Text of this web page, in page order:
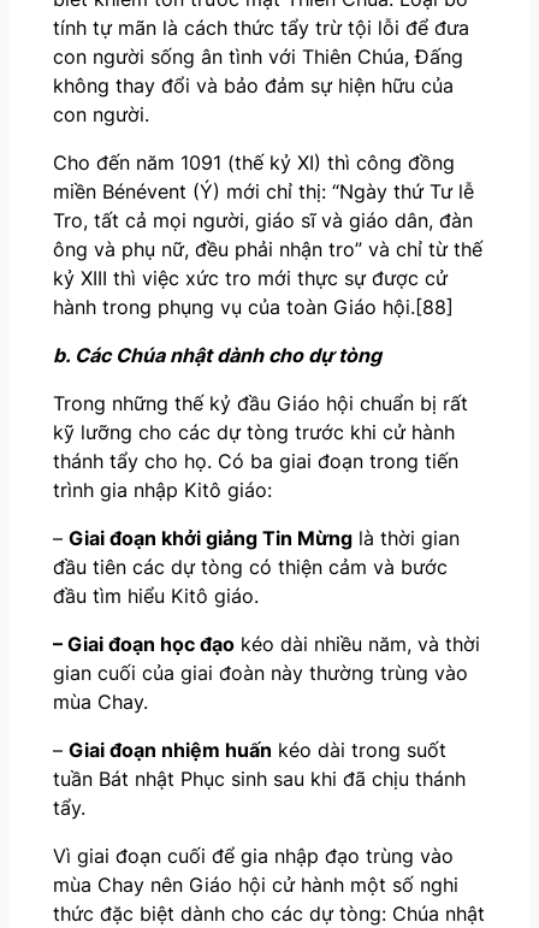
tính tự mãn là cách thức tẩy trừ tội lỗi để đưa
con người sống ân tình với Thiên Chúa, Đấng
không thay đổi và bảo đảm sự hiện hữu của
con người.
Cho đến năm 1091 (thế kỷ XI) thì công đồng
miền Bénévent (Ý) mới chỉ thị: “Ngày thứ Tư lễ
Tro, tất cả mọi người, giáo sĩ và giáo dân, đàn
ông và phụ nữ, đều phải nhận tro” và chỉ từ thế
kỷ XIII thì việc xức tro mới thực sự được cử
hành trong phụng vụ của toàn Giáo hội.[88]
b. Các Chúa nhật dành cho dự tòng
Trong những thế kỷ đầu Giáo hội chuẩn bị rất
kỹ lưỡng cho các dự tòng trước khi cử hành
thánh tẩy cho họ. Có ba giai đoạn trong tiến
trình gia nhập Kitô giáo:
– Giai đoạn khởi giảng Tin Mừnglà thời gian
đầu tiên các dự tòng có thiện cảm và bước
đầu tìm hiểu Kitô giáo.
– Giai đoạn học đạokéo dài nhiều năm, và thời
gian cuối của giai đoàn này thường trùng vào
mùa Chay.
– Giai đoạn nhiệm huấn kéo dài trong suốt
tuần Bát nhật Phục sinh sau khi đã chịu thánh
tẩy.
Vì giai đoạn cuối để gia nhập đạo trùng vào
mùa Chay nên Giáo hội cử hành một số nghi
thức đặc biệt dành cho các dự tòng: Chúa nhật